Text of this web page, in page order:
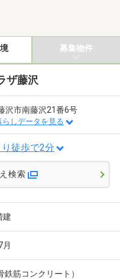
募集物件
ザ藤沢
沢市南藤沢21番6号
らしデータを見る
徒歩で2分
検索
建
月
鉄筋コンクリート）